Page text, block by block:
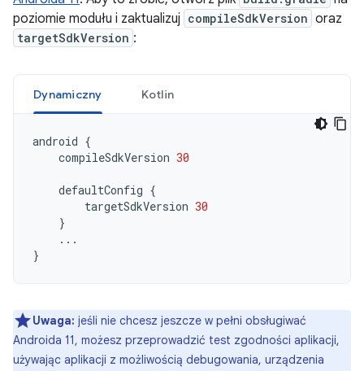
poziomie modułu i zaktualizuj compileSdkVersion oraz
targetSdkVersion :
Dynamiczny Kotlin
android {
compileSdkVersion 30
defaultConfig {
targetSdkVersion 30
}
...
}
Uwaga: jeśli nie chcesz jeszcze w pełni obsługiwać
Androida 11, możesz przeprowadzić test zgodności aplikacji,
używając aplikacji z możliwością debugowania, urządzenia